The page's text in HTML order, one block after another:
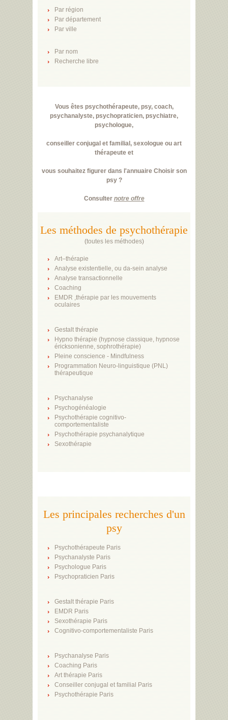
Par région
Par département
Par ville
Par nom
Recherche libre
Vous êtes psychothérapeute, psy, coach,
psychanalyste, psychopraticien, psychiatre,
psychologue,
conseiller conjugal et familial, sexologue ou art
thérapeute et
vous souhaitez figurer dans l'annuaire Choisir son
psy ?
Consulter notre offre
Les méthodes de psychothérapie
(toutes les méthodes)
Art–thérapie
Analyse existentielle, ou da-sein analyse
Analyse transactionnelle
Coaching
EMDR ,thérapie par les mouvements
oculaires
Gestalt thérapie
Hypno thérapie (hypnose classique, hypnose
éricksonienne, sophrothérapie)
Pleine conscience - Mindfulness
Programmation Neuro-linguistique (PNL)
thérapeutique
Psychanalyse
Psychogénéalogie
Psychothérapie cognitivo-
comportementaliste
Psychothérapie psychanalytique
Sexothérapie
Les principales recherches d'un
psy
Psychothérapeute Paris
Psychanalyste Paris
Psychologue Paris
Psychopraticien Paris
Gestalt thérapie Paris
EMDR Paris
Sexothérapie Paris
Cognitivo-comportementaliste Paris
Psychanalyse Paris
Coaching Paris
Art thérapie Paris
Conseiller conjugal et familial Paris
Psychothérapie Paris